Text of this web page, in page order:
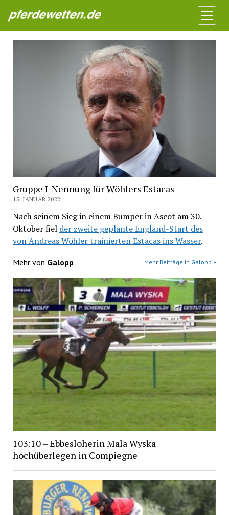
Pferdewetten News
Menü
öffnen
Gruppe I-Nennung für Wöhlers Estacas
15. JANUAR 2022
Nach seinem Sieg in einem Bumper in Ascot am 30.
Oktober fiel der zweite geplante England-Start des
von Andreas Wöhler trainierten Estacas ins Wasser.
Mehr von Galopp Mehr Beiträge in Galopp »
103:10 – Ebbesloherin Mala Wyska
hochüberlegen in Compiegne